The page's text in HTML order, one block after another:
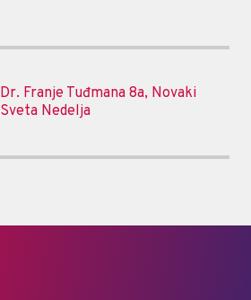
Dr. Franje Tuđmana 8a, Novaki
Sveta Nedelja